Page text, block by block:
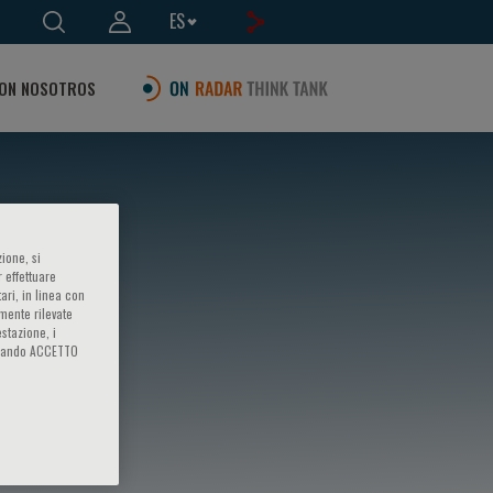
ES
NOSOTROS
si
effettuare
in linea con
rilevate
i
ACCETTO